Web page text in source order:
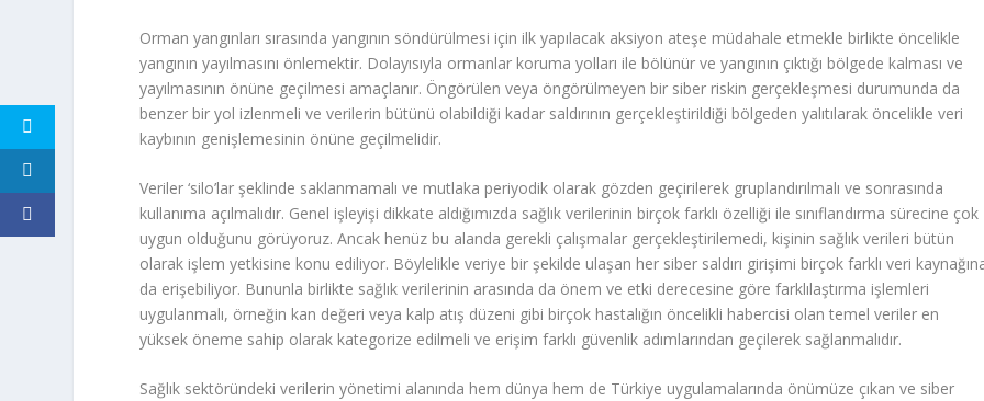
Orman yangınları sırasında yangının söndürülmesi için ilk yapılacak aksiyon ateşe müdahale etmekle birlikte öncelikle
yangının yayılmasını önlemektir. Dolayısıyla ormanlar koruma yolları ile bölünür ve yangının çıktığı bölgede kalması ve
yayılmasının önüne geçilmesi amaçlanır. Öngörülen veya öngörülmeyen bir siber riskin gerçekleşmesi durumunda da
benzer bir yol izlenmeli ve verilerin bütünü olabildiği kadar saldırının gerçekleştirildiği bölgeden yalıtılarak öncelikle veri
kaybının genişlemesinin önüne geçilmelidir.
Veriler ‘silo’lar şeklinde saklanmamalı ve mutlaka periyodik olarak gözden geçirilerek gruplandırılmalı ve sonrasında
kullanıma açılmalıdır. Genel işleyişi dikkate aldığımızda sağlık verilerinin birçok farklı özelliği ile sınıflandırma sürecine çok
uygun olduğunu görüyoruz. Ancak henüz bu alanda gerekli çalışmalar gerçekleştirilemedi, kişinin sağlık verileri bütün
olarak işlem yetkisine konu ediliyor. Böylelikle veriye bir şekilde ulaşan her siber saldırı girişimi birçok farklı veri
da erişebiliyor. Bununla birlikte sağlık verilerinin arasında da önem ve etki derecesine göre farklılaştırma işlemleri
uygulanmalı, örneğin kan değeri veya kalp atış düzeni gibi birçok hastalığın öncelikli habercisi olan temel veriler en
yüksek öneme sahip olarak kategorize edilmeli ve erişim farklı güvenlik adımlarından geçilerek sağlanmalıdır.
Sağlık sektöründeki verilerin yönetimi alanında hem dünya hem de Türkiye uygulamalarında önümüze çıkan ve siber